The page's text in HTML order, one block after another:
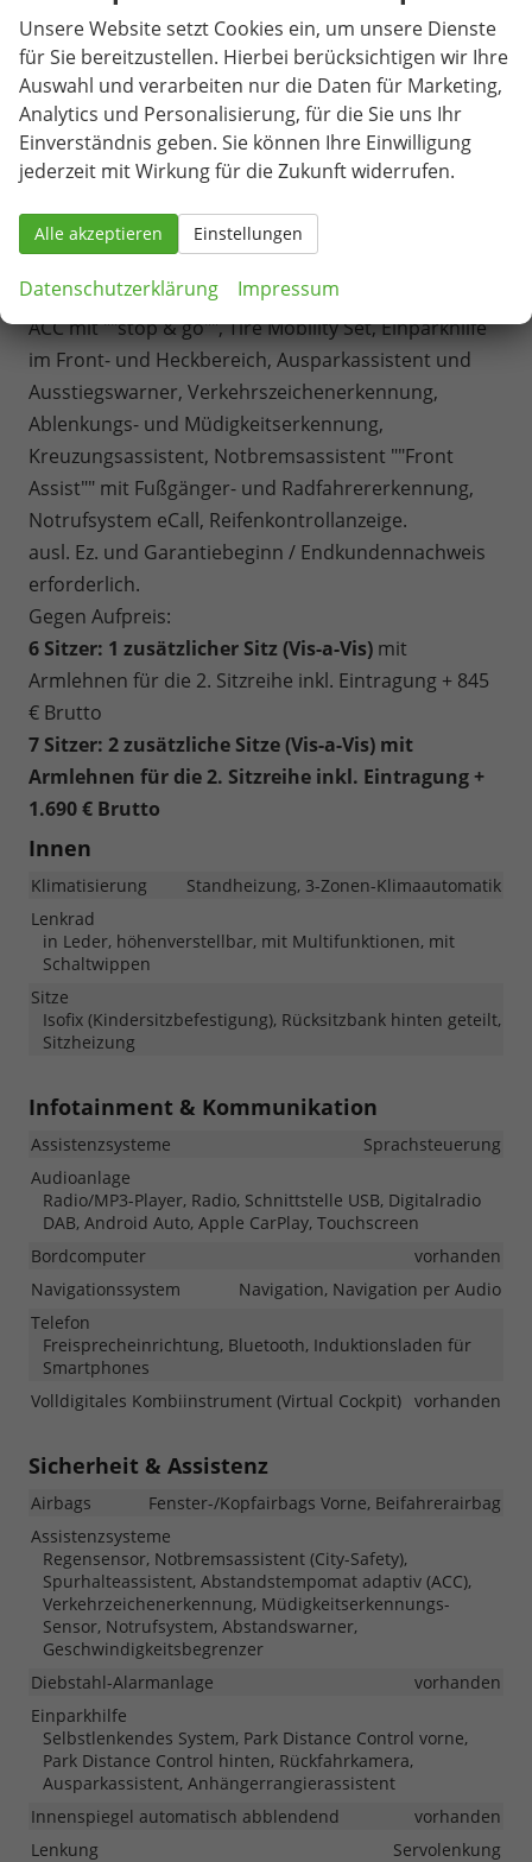
Schnittstelle, 8 Lautsprecher, Bluetooth mit
Freisprecheinrichtung, Sprachsteuerung,
Fahrwerk: 17 Zoll Fahrwerk,
Sicherheit und Fahrerassistenz: ABS, ESP, Airbag für
Fahrer und Beifahrer mit Beifahrer-Airbag-
Deaktivierung, Seiten- und Kopfairbags vorne,
Mittenairbag vorne, Außenspiegel elektrisch einstell-,
beheiz- und anklappbar, Ausweichunterstützung mit
Abbiegeassistent, Automatische Distanzregelung
ACC mit ""stop & go"", Tire Mobility Set, Einparkhilfe
im Front- und Heckbereich, Ausparkassistent und
Ausstiegswarner, Verkehrszeichenerkennung,
Ablenkungs- und Müdigkeitserkennung,
Kreuzungsassistent, Notbremsassistent ""Front
Assist"" mit Fußgänger- und Radfahrererkennung,
Notrufsystem eCall, Reifenkontrollanzeige.
ausl. Ez. und Garantiebeginn / Endkundennachweis
erforderlich.
Gegen Aufpreis:
6 Sitzer: 1 zusätzlicher Sitz (Vis-a-Vis) mit
Armlehnen für die 2. Sitzreihe inkl. Eintragung + 845
€ Brutto
7 Sitzer: 2 zusätzliche Sitze (Vis-a-Vis) mit
Armlehnen für die 2. Sitzreihe inkl. Eintragung+
1.690 € Brutto
Innen
Klimatisierung
Standheizung, 3-Zonen-Klimaautomatik
Lenkrad
in Leder, höhenverstellbar, mit Multifunktionen, mit
Schaltwippen
Sitze
Isofix (Kindersitzbefestigung), Rücksitzbank hinten geteilt,
Sitzheizung
Infotainment & Kommunikation
Assistenzsysteme
Sprachsteuerung
Audioanlage
Radio/MP3-Player, Radio, Schnittstelle USB, Digitalradio
DAB, Android Auto, Apple CarPlay, Touchscreen
Bordcomputer
vorhanden
Navigationssystem
Navigation, Navigation per Audio
Telefon
Freisprecheinrichtung, Bluetooth, Induktionsladen für
Smartphones
Volldigitales Kombiinstrument (Virtual Cockpit) vorhanden
Sicherheit & Assistenz
Airbags
Fenster-/Kopfairbags Vorne, Beifahrerairbag
Assistenzsysteme
Regensensor, Notbremsassistent (City-Safety),
Spurhalteassistent, Abstandstempomat adaptiv (ACC),
Verkehrzeichenerkennung, Müdigkeitserkennungs-
Sensor, Notrufsystem, Abstandswarner,
Geschwindigkeitsbegrenzer
Diebstahl-Alarmanlage
vorhanden
Einparkhilfe
Selbstlenkendes System, Park Distance Control vorne,
Park Distance Control hinten, Rückfahrkamera,
Ausparkassistent, Anhängerrangierassistent
Innenspiegel automatisch abblendend
vorhanden
Lenkung
Servolenkung
Unsere Website setzt Cookies ein, um unsere Dienste
für Sie bereitzustellen. Hierbei berücksichtigen wir Ihre
Auswahl und verarbeiten nur die Daten für Marketing,
Analytics und Personalisierung, für die Sie uns Ihr
Einverständnis geben. Sie können Ihre Einwilligung
jederzeit mit Wirkung für die Zukunft widerrufen.
Alle akzeptieren Einstellungen
Datenschutzerklärung Impressum